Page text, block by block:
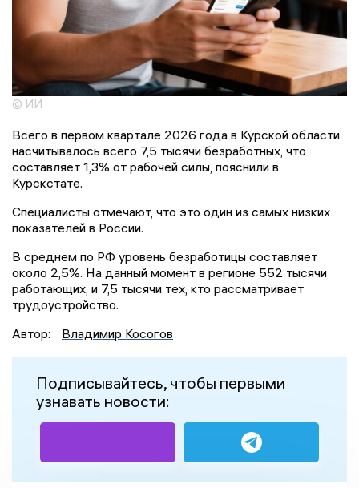
© ИИ
Всего в первом квартале 2026 года в Курской области
насчитывалось всего 7,5 тысячи безработных, что
составляет 1,3% от рабочей силы, пояснили в
Курскстате.
Специалисты отмечают, что это один из самых низких
показателей в России.
В среднем по РФ уровень безработицы составляет
около 2,5%. На данный момент в регионе 552 тысячи
работающих, и 7,5 тысячи тех, кто рассматривает
трудоустройство.
Автор:
Владимир Косогов
Подписывайтесь, чтобы первыми
узнавать новости: